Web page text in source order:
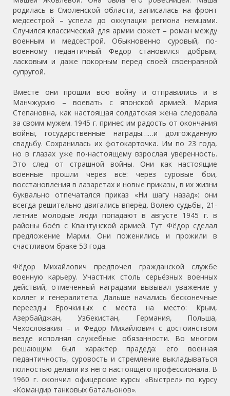
родилась в Смоленской области, записалась на фронт
медсестрой – успела до оккупации региона немцами.
Случился классический для армии сюжет – роман между
военным и медсестрой. Обыкновенно суровый, по-
военному педантичный Фёдор становился добрым,
ласковым и даже покорным перед своей своенравной
супругой.
Вместе они прошли всю войну и отправились и в
Манчжурию – воевать с японской армией. Мария
Степановна, как настоящая солдатская жена следовала
за своим мужем. 1945 г. принес им радость от окончания
войны, государственные награды……и долгожданную
свадьбу. Сохранилась их фотокарточка. Им по 23 года,
но в глазах уже по-настоящему взрослая уверенность.
Это след от страшной войны. Они как настоящие
военные прошли через всё: через суровые бои,
восстановления в лазаретах и новые приказы, в их жизни
буквально отпечатался приказ «Ни шагу назад»: они
всегда решительно двигались вперёд. Волею судьбы, 21-
летние молодые люди попадают в августе 1945 г. в
районы боёв с Квантунской армией. Тут Фёдор сделал
предложение Марии. Они поженились и прожили в
счастливом браке 53 года.
Фёдор Михайлович предпочел гражданской службе
военную карьеру. Участник столь серьёзных военных
действий, отмеченный наградами вызывал уважение у
коллег и генералитета. Дальше начались бесконечные
переезды Ерочкиных с места на место: Крым,
Азербайджан, Узбекистан, Германия, Польша,
Чехословакия – и Фёдор Михайлович с достоинством
везде исполнял служебные обязанности. Во многом
решающим был характер прадеда: его военная
педантичность, суровость и стремление выкладываться
полностью делали из него настоящего профессионала. В
1960 г. окончил офицерские курсы «Выстрел» по курсу
«Командир танковых батальонов».